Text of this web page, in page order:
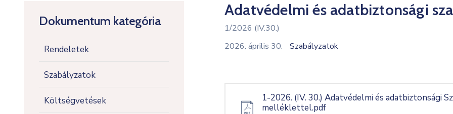
Dokumentum kategória
Rendeletek
Szabályzatok
Költségvetések
Adatvédelmi és adatbiztonsági
1/2026 (IV.30.)
2026. április 30.
Szabályzatok
1-2026. (IV. 30.) Adatvédelmi és adatbiztonsági
melléklettel.pdf